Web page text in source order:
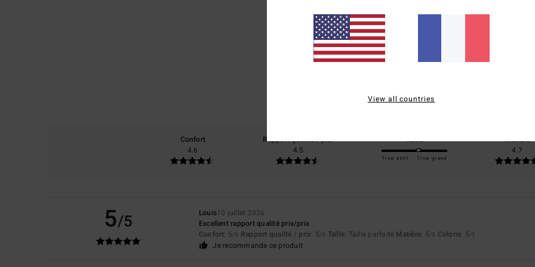
Note moyenne
4.7 /5
50 avis vérifiésdepuis novembre 2025
Confort
4.6
Rapport qualité / prix
4.5
Taille
Trop petit Trop grand
Matière
4.7
5/5 Louis10 juillet 2026
Excellent rapport qualité prix/prix
Confort: 5/5 Rapport qualité / prix: 5/5 Taille: Taille parfaite Matière: 5/5 Coloris: 5/5
Je recommande ce produit
View all countries